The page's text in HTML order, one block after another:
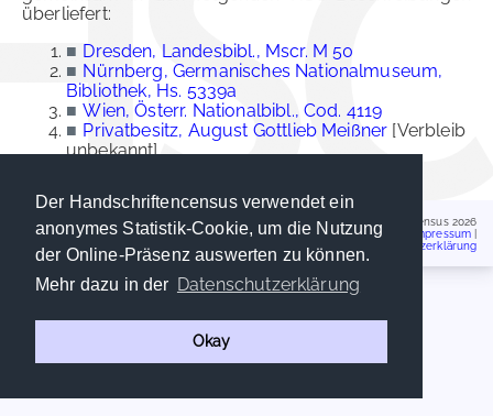
Der Handschriftencensus verwendet ein
anonymes Statistik-Cookie, um die Nutzung
der Online-Präsenz auswerten zu können.
Mehr dazu in der Datenschutzerklärung
Okay
überliefert:
■ Dresden, Landesbibl., Mscr. M 50
■ Nürnberg, Germanisches Nationalmuseum,
Bibliothek, Hs. 5339a
■ Wien, Österr. Nationalbibl., Cod. 4119
■ Privatbesitz, August Gottlieb Meißner [Verbleib
unbekannt]
Handschriftencensus 2026
Impressum
Datenschutzerklärung